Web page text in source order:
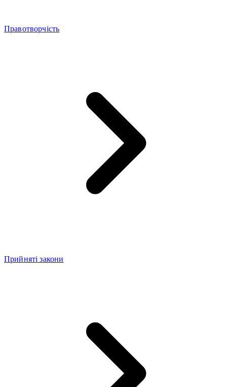
Правотворчість
Прийняті закони